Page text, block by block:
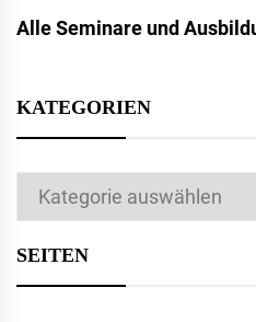
Alle Seminare und
KATEGORIEN
Kategorien
SEITEN